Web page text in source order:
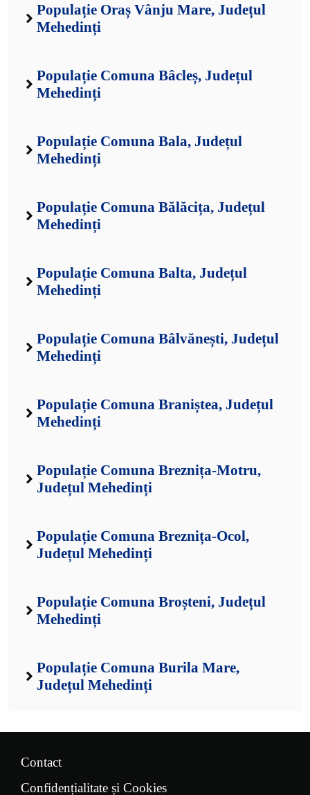
Populație Oraș Vânju Mare, Județul
Mehedinți
Populație Comuna Bâcleș, Județul
Mehedinți
Populație Comuna Bala, Județul
Mehedinți
Populație Comuna Bălăcița, Județul
Mehedinți
Populație Comuna Balta, Județul
Mehedinți
Populație Comuna Bâlvănești, Județul
Mehedinți
Populație Comuna Braniștea, Județul
Mehedinți
Populație Comuna Breznița-Motru,
Județul Mehedinți
Populație Comuna Breznița-Ocol,
Județul Mehedinți
Populație Comuna Broșteni, Județul
Mehedinți
Populație Comuna Burila Mare,
Județul Mehedinți
Contact
Confidențialitate și Cookies